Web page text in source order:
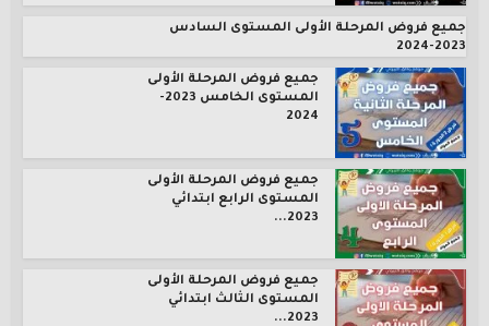
جميع فروض المرحلة الأولى المستوى السادس
2023-2024
جميع فروض المرحلة الأولى
المستوى الخامس 2023-
2024
جميع فروض المرحلة الأولى
المستوى الرابع ابتدائي
2023...
جميع فروض المرحلة الأولى
المستوى الثالث ابتدائي
2023...